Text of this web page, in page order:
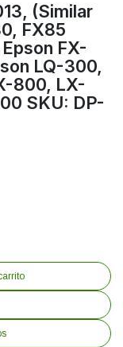
(Similar
FX85
FX-
LQ-300,
800, LX-
SKU: DP-